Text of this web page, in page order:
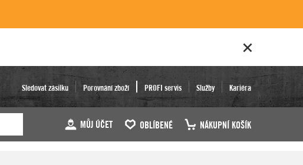
Sledovat zásilku Porovnání zboží PROFI servis Služby Kariéra
MŮJ ÚČET OBLÍBENÉ NÁKUPNÍ KOŠÍK